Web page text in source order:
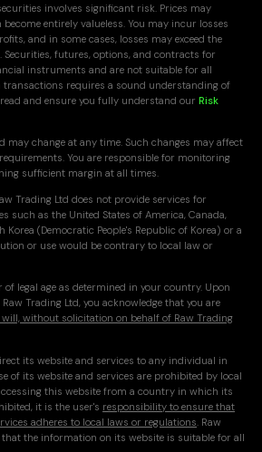
involves significant risk. Prices may
entirely valueless. You may incur losses
and in some cases, losses may exceed the
Securities, futures, options, and contracts for
instruments and are not suitable for all
transactions requires a sound understanding of
read and ensure you fully understand ourRisk
may change at any time. Such changes may affect
You are responsible for monitoring
sufficient margin at all times.
Trading Ltd does not provide services for
such as the United States of America, Canada,
Korea (Democratic People's Republic of Korea) or a
or use would be contrary to local law or
of legal age as determined in your country. Upon
Trading Ltd, you acknowledge that you are
without solicitation on behalf of Raw Trading
its website and services to any individual in
of its website and services are prohibited by local
this website from a country in which its
it is the user's responsibility to ensure that
adheres to local laws or regulations. Raw
the information on its website is suitable for all